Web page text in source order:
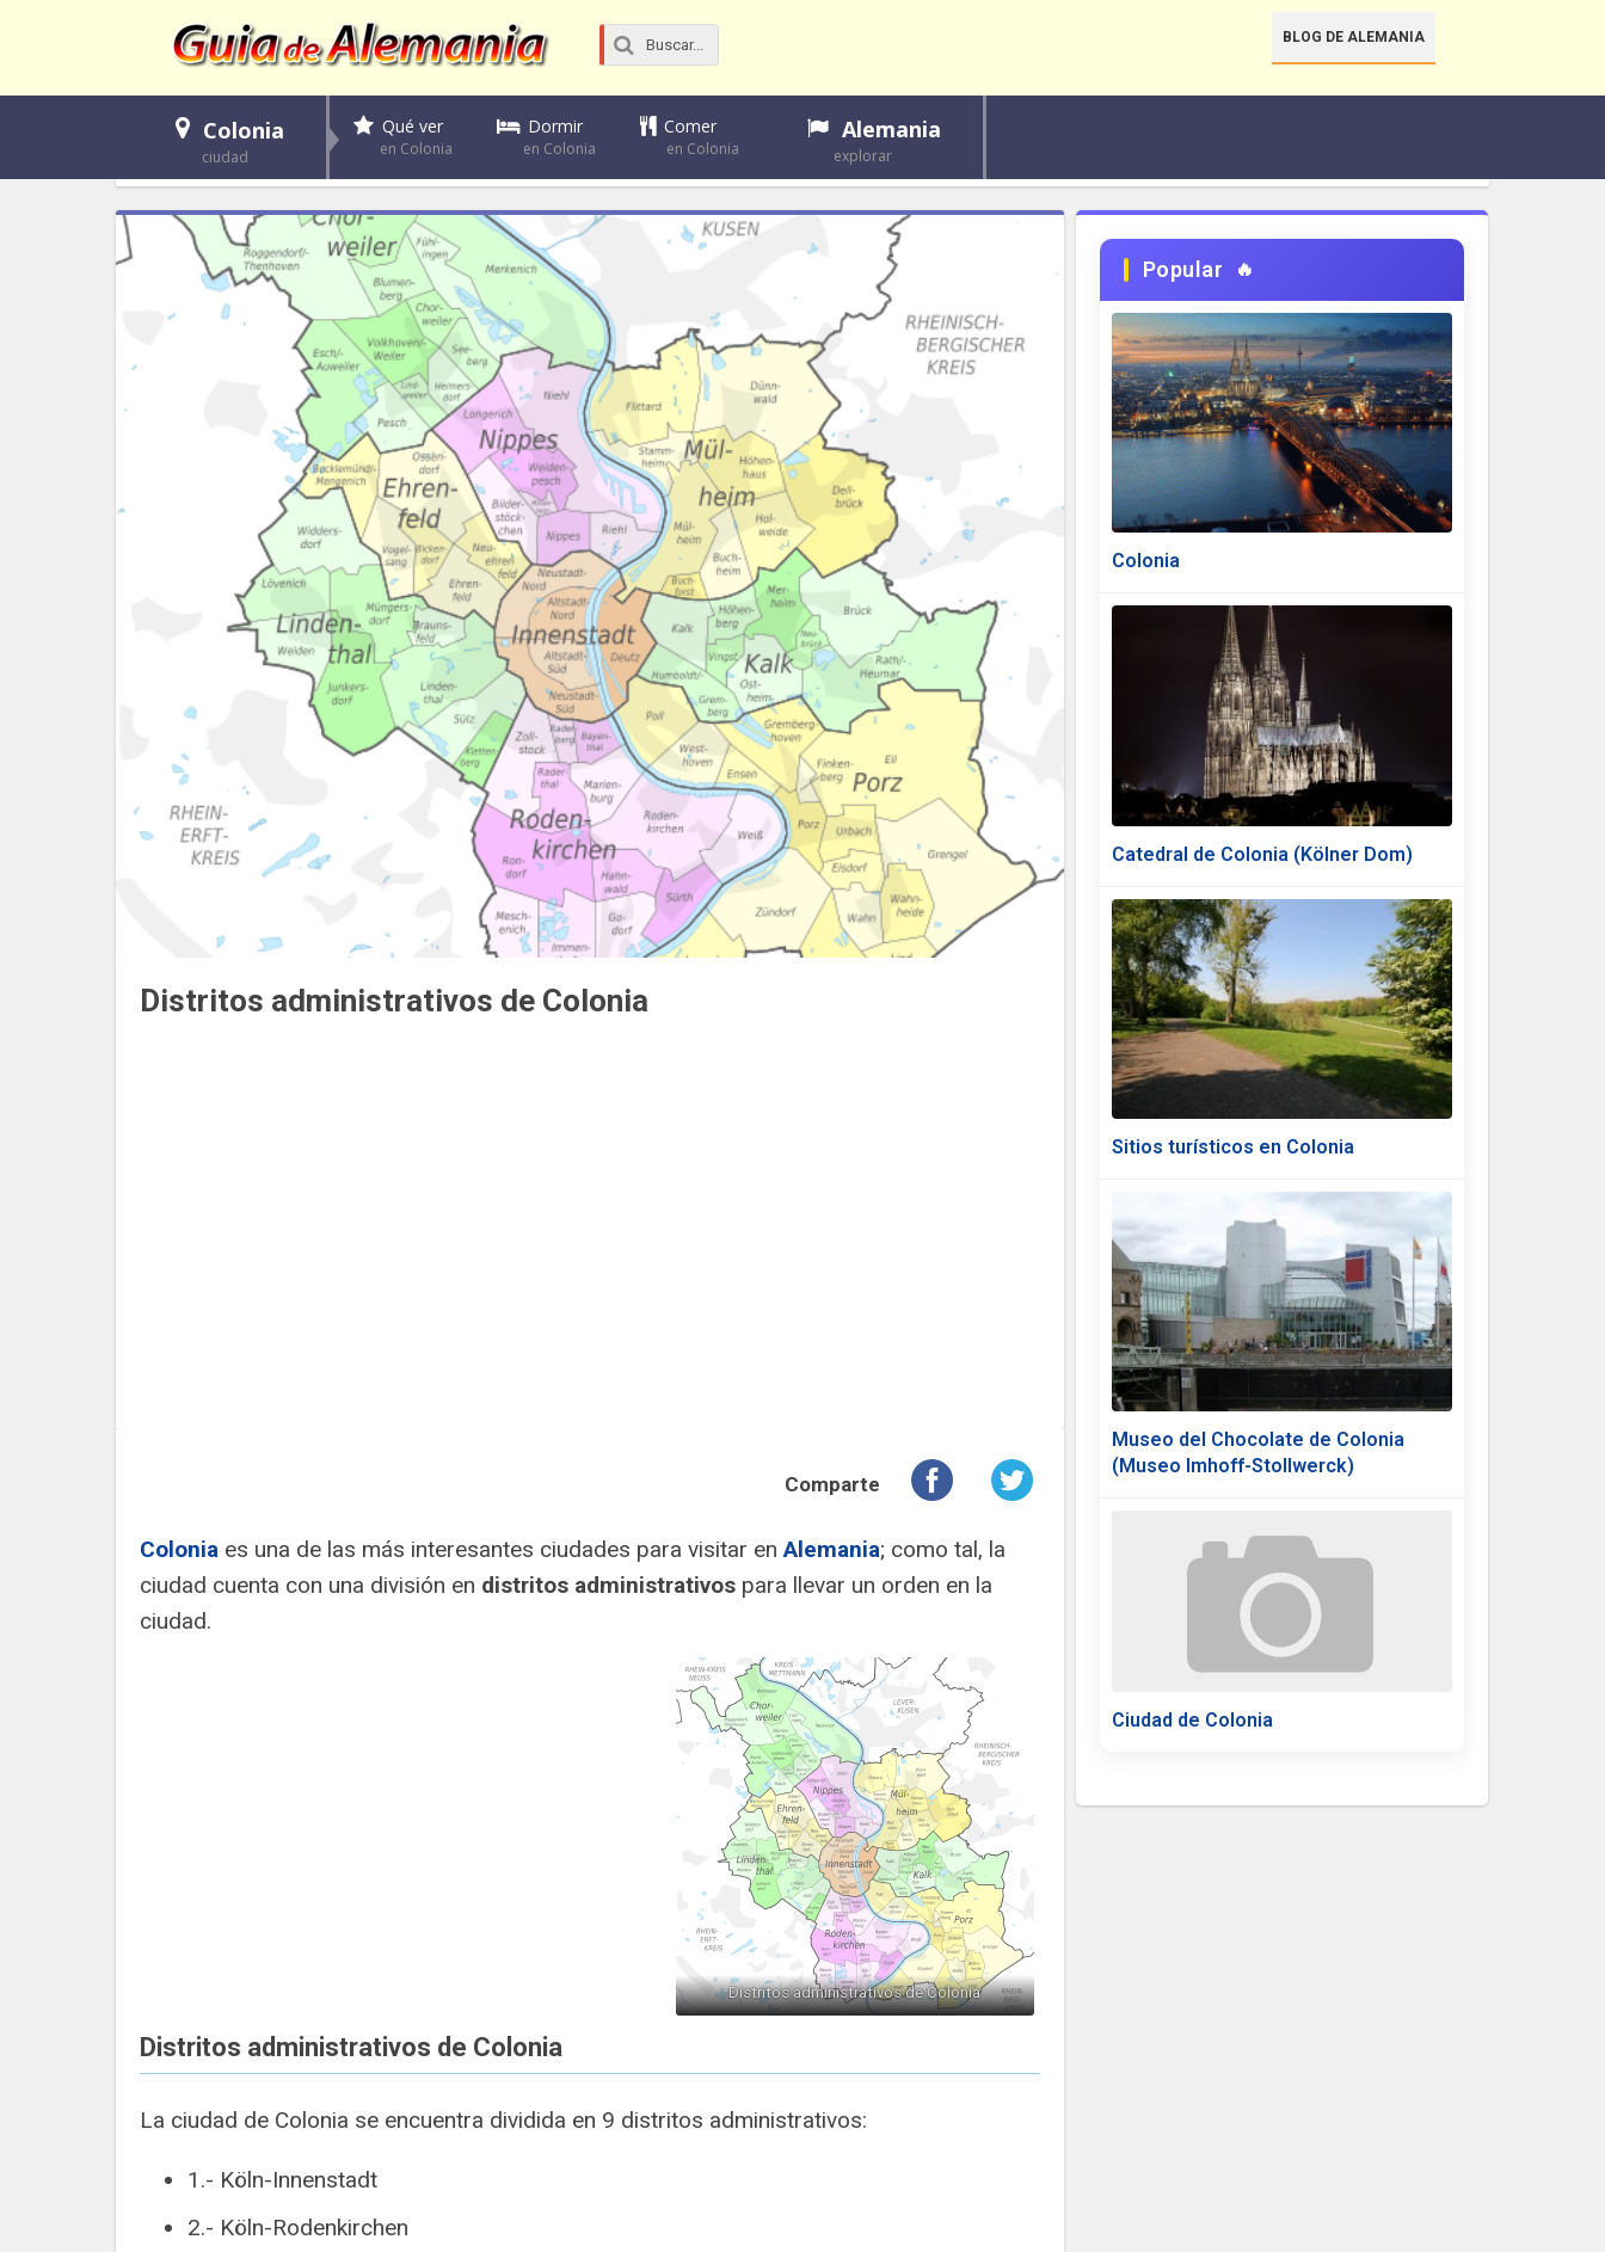
BLOG DE ALEMANIA
Colonia
ciudad
Qué ver
en Colonia
Dormir
en Colonia
Comer
en Colonia
Alemania
explorar
Distritos administrativos de Colonia
Comparte
Colonia es una de las más interesantes ciudades para visitar en Alemania; como tal, la
ciudad cuenta con una división en distritos administrativos para llevar un orden en la
ciudad.
Distritos administrativos de Colonia
Distritos administrativos de Colonia
La ciudad de Colonia se encuentra dividida en 9 distritos administrativos:
1.- Köln-Innenstadt
2.- Köln-Rodenkirchen
Popular
Colonia
Catedral de Colonia (Kölner Dom)
Sitios turísticos en Colonia
Museo del Chocolate de Colonia
(Museo Imhoff-Stollwerck)
Ciudad de Colonia